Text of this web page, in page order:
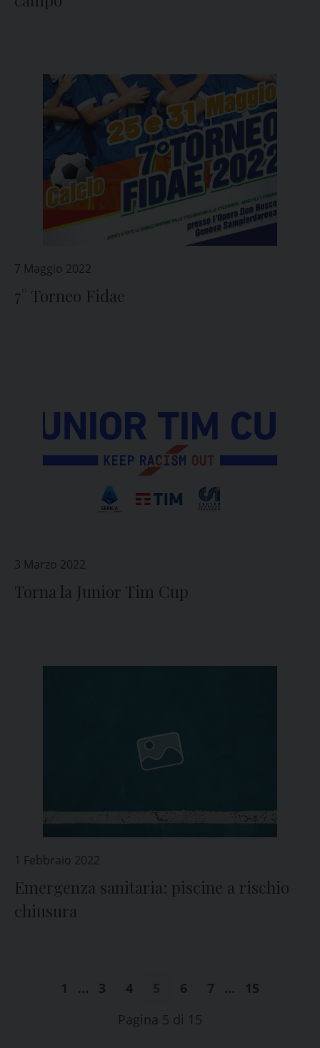
7 Maggio 2022
7° Torneo Fidae
3 Marzo 2022
Torna la Junior Tim Cup
1 Febbraio 2022
Emergenza sanitaria: piscine a rischio
chiusura
1 … 3 4 6 7 …
15
Pagina 5 di 15